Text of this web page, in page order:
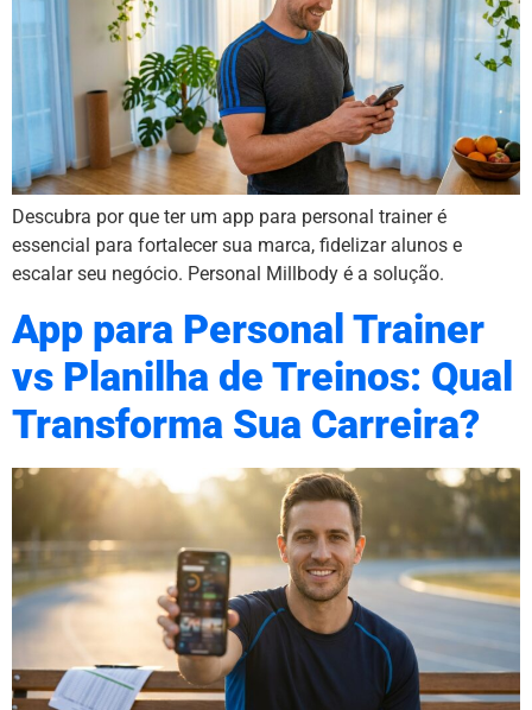
Descubra por que ter um app para personal trainer é
essencial para fortalecer sua marca, fidelizar alunos e
escalar seu negócio. Personal Millbody é a solução.
App para Personal Trainer
vs Planilha de Treinos: Qual
Transforma Sua Carreira?